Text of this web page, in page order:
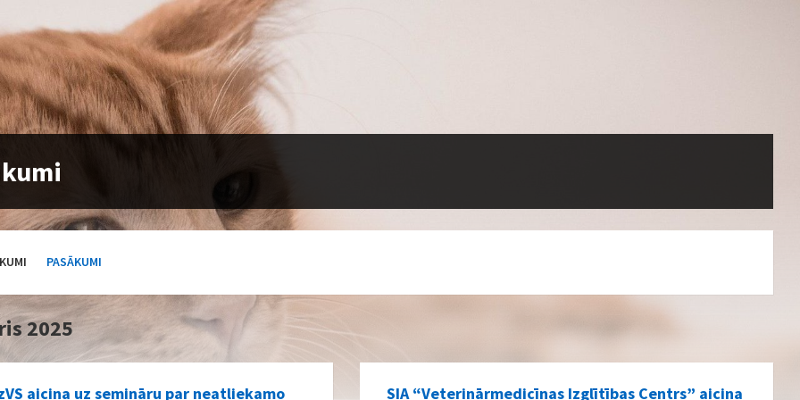
PASĀKUMI
2025
aicina uz semināru par neatliekamo
SIA “Veterinārmedicīnas Izglītības Centrs” aicina